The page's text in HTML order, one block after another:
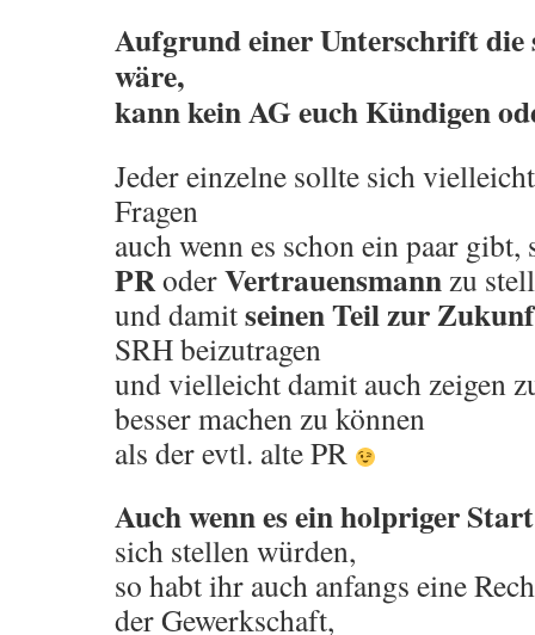
Aufgrund einer Unterschrift
wäre,
kann kein AG euch Kündigen
Jeder einzelne sollte sich
Fragen
auch wenn es schon ein paar
PRoderVertrauensmannzu
und damitseinen Teil zur
SRH beizutragen
und vielleicht damit auch zeigen
besser machen zu können
als der evtl. alte PR
Auch wenn es ein holpriger
sich stellen würden,
so habt ihr auch anfangs eine
der Gewerkschaft,